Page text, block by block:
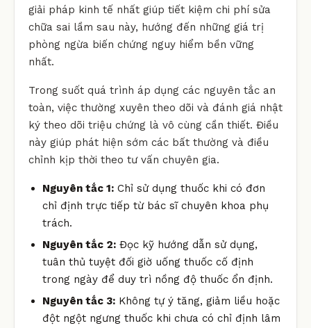
giải pháp kinh tế nhất giúp tiết kiệm chi phí sửa
chữa sai lầm sau này, hướng đến những giá trị
phòng ngừa biến chứng nguy hiểm bền vững
nhất.
Trong suốt quá trình áp dụng các nguyên tắc an
toàn, việc thường xuyên theo dõi và đánh giá nhật
ký theo dõi triệu chứng là vô cùng cần thiết. Điều
này giúp phát hiện sớm các bất thường và điều
chỉnh kịp thời theo tư vấn chuyên gia.
Nguyên tắc 1: Chỉ sử dụng thuốc khi có đơn
chỉ định trực tiếp từ bác sĩ chuyên khoa phụ
trách.
Nguyên tắc 2: Đọc kỹ hướng dẫn sử dụng,
tuân thủ tuyệt đối giờ uống thuốc cố định
trong ngày để duy trì nồng độ thuốc ổn định.
Nguyên tắc 3: Không tự ý tăng, giảm liều hoặc
đột ngột ngưng thuốc khi chưa có chỉ định lâm